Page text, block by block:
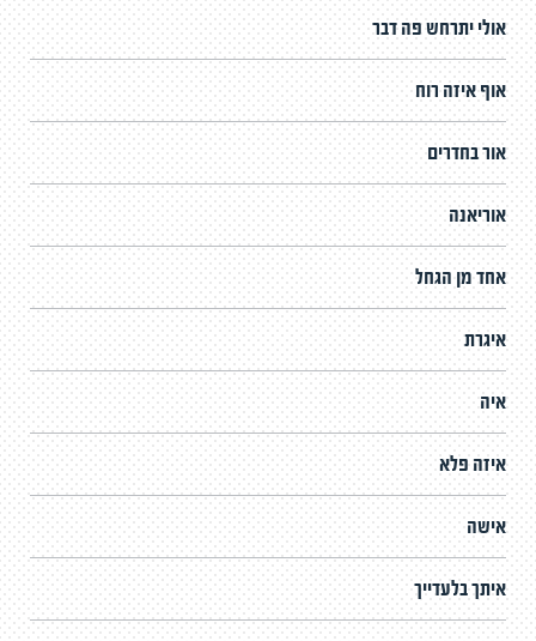
אולי יתרחש פה דבר
אוף איזה רוח
אור בחדרים
אוריאנה
אחד מן הגחל
איגרת
איה
איזה פלא
אישה
איתך בלעדייך